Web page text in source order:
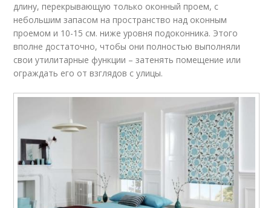
длину, перекрывающую только оконный проем, с
небольшим запасом на пространство над оконным
проемом и 10-15 см. ниже уровня подоконника. Этого
вполне достаточно, чтобы они полностью выполняли
свои утилитарные функции – затенять помещение или
ограждать его от взглядов с улицы.